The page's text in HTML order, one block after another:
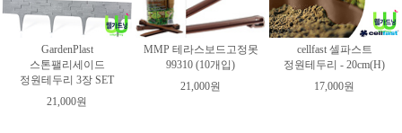
GardenPlast
스톤팰리세이드
정원테두리 3장 SET
21,000원
MMP 테라스보드고정못
99310 (10개입)
21,000원
cellfast 셀파스트
정원테두리 - 20cm(H)
17,000원